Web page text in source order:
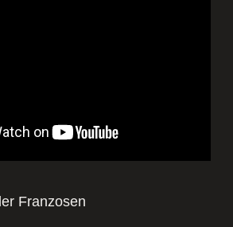
Franzosen